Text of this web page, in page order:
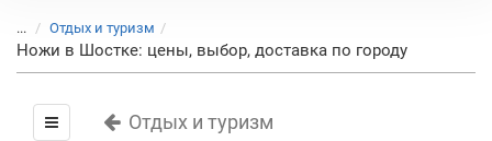
... Отдых и туризм
Ножи в Шостке: цены, выбор, доставка по городу
Отдых и туризм